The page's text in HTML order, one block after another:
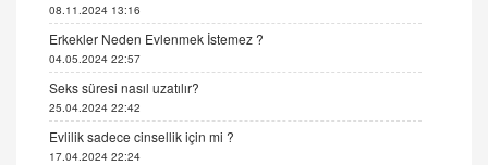
08.11.2024 13:16
Erkekler Neden Evlenmek İstemez ?
04.05.2024 22:57
Seks süresi nasıl uzatılır?
25.04.2024 22:42
Evlilik sadece cinsellik için mi ?
17.04.2024 22:24